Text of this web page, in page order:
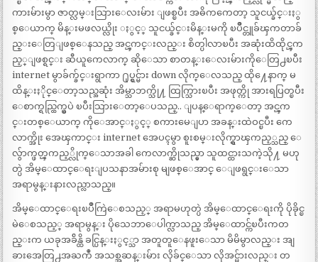
ကားမ်ားမွာ ဇာတ္လမ္းသြားေလးမ်ား ျဖစ္ၿပီး အဓိကကေတာ့ သူငယ္ခ်င္းႏွ
စ္ေယာက္ မိန္းမဖလယ္လိုး ႏွင့္ သူငယ္ခ်င္းမိန္းမကို ၿပိဳင္တူခ်ၾကတာခ်
ည္းေတြျဖစ္ေနသည္ အင္ၾကင္းလည္း စိတ္ပါလာၿပီး အဆုံးထိထိုင္ၾက
ည့္ျဖစ္ရင္း ဆီယူကေလာက္ ဆိုေသာ စာတန္းေလးမ်ားကိုေတြ႕ၿပီး
internet မွာခ်က္ခ်င္းရွာကာ ႐ုပ္ရွင္မ်ား down လိုက္ေလသည္ ထို႔ေနာက္ မ
ထိန္းႏိုင္ေတာ့သည္အဆုံး အိမ္သာဘက္သို႔ ထြက္သြားၿပီး အဖုတ္ကို အားရပြတ္ၿပီး
ေစာက္ရည္ထြက္မွပဲ ၿပီးသြားေတာ့ေပသည္.. ျပန္ေရာက္ေတာ့ အင္ၾက
င္းတစ္ေယာက္ ကိုေအာင္ႏွင့္ စကားမေျပာ အခန္းထဲဝင္ၿပီး ကေ
လာက္အိုး အေၾကာင္း internet အေပၚမွာ စူးစမ္းလိုက္ရွာၾကည့္သည္ ေ
လွ်ာက္ဖတ္ၾကည့္လိုက္ေသာအခါ ကေလာက္ဆိုသည္မွာ သူထင္ထားသကဲ့သို႔ မဟု
တ္ပဲ အိမ္ေထာင္ေရးျပသနာအမ်ားစု မျဖစ္ေအာင္ ေျဖရွင္းေသာ
အရာမွန္းနားလည္လာသည္။
အိမ္ေထာင္ေရးၿပိဳကြဲေစသည့္ အရာမဟုတ္ပဲ အိမ္ေထာင္ေရးကို ပိုခိုင္ၿ
မဲေစသည့္ အရာမွန္း ပိုသေဘာေပါက္လာသည္ အိမ္ေထာင္က်ၿပီးကတ
ည္းက ယခုအခ်ိန္ထိ ခင္ပြန္းႏွင့္သာ အတူတူေနဖူးေသာ မိမိမွာလည္း အျ
ခားအေတြ႕အႀကဳံ အသစ္အဆန္းမ်ား လိုခ်င္ေသာ လိုအင္မ်ားလည္း တ